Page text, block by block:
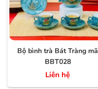
Bộ bình trà Bát Tràng mã
BBT028
Liên hệ